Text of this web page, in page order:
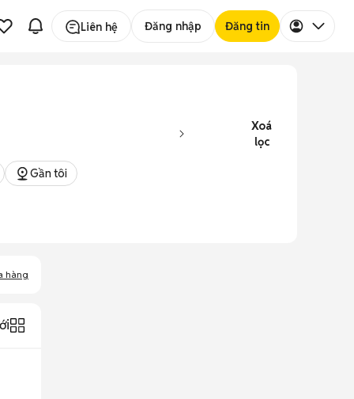
Liên hệ Đăng nhập Đăng tin
Xoá
lọc
Gần tôi
hàng